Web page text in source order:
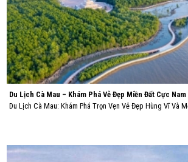
Du Lịch Cà Mau – Khám Phá Vẻ Đẹp Miền Đất Cực Nam
Du Lịch Cà Mau: Khám Phá Trọn Vẹn Vẻ Đẹp Hùng Vĩ Và